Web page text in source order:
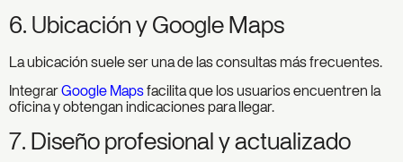
6. Ubicación y Google Maps
La ubicación suele ser una de las consultas más frecuentes.
IntegrarGoogle Mapsfacilita que los usuarios encuentren la
oficina y obtengan indicaciones para llegar.
7. Diseño profesional y actualizado